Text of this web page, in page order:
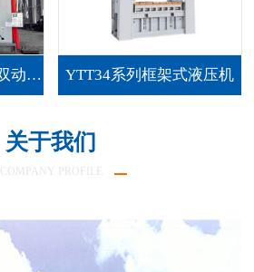
Y28四柱式、框架式双动薄板拉伸液压机 YTT34系列框架式液压机
关于我们
COMPANY PROFILE